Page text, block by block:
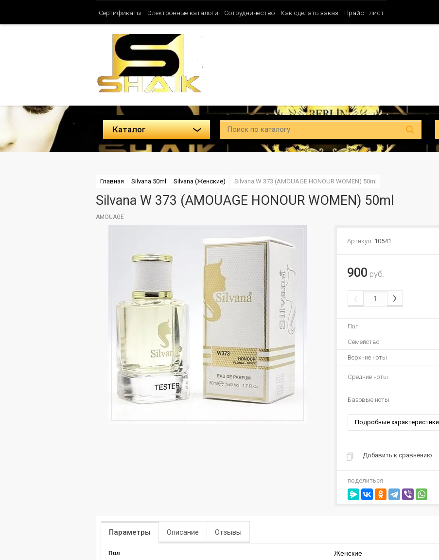
Сертификаты Электронные каталоги Сотрудничество Как сделать заказ Прайс - лист
Таблица ароматов SHAIK (Женские)
Политика конфиденциальности
Каталог
Главная Silvana 50ml Silvana (Женские) Silvana W 373 (AMOUAGE HONOUR WOMEN) 50ml
Silvana W 373 (AMOUAGE HONOUR WOMEN) 50ml
AMOUAGE
Артикул: 10541
900 руб.
Пол
Семейство
Верхние ноты
Средние ноты
Базовые ноты
Подробные характеристики
Добавить к сравнению
поделиться
Параметры Описание Отзывы
Пол Женские